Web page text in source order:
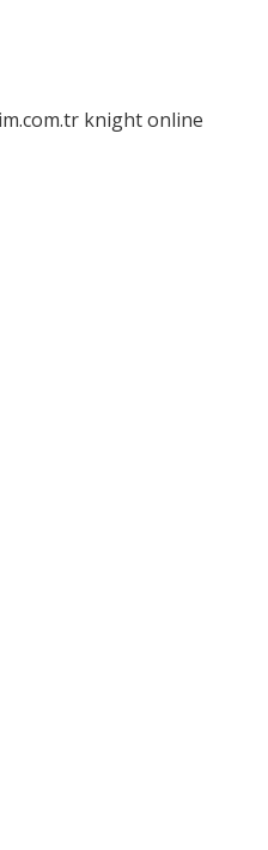
knight online